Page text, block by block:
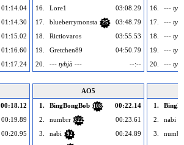
01:14.04
01:14.30
01:15.02
01:16.60
01:17.24
16.
Lore1
03:08.29
17.
blueberrymonsta 25
03:48.79
18.
Rictiovaros
03:55.53
19.
Gretchen89
04:50.79
20.
--- tyhjä --- --:--
16.
---
17.
---
18.
---
19.
---
20.
---
00:18.12
00:19.89
00:20.95
AO5
1.
BingBongBob 108
00:22.14
2.
numbrr 322
00:23.61
3.
nabi 92
00:24.89
1.
2.
nabi
3.